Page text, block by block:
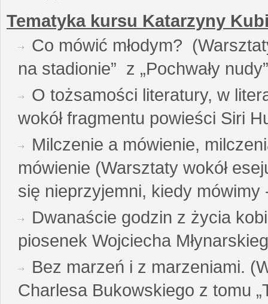
Tematyka kursu Katarzyny
Co mówić młodym?
na stadionie” z „Pochwały
O tożsamości literatury, w
wokół fragmentu powieści Siri
Milczenie a mówienie,
mówienie (Warsztaty wokół
się nieprzyjemni, kiedy mówimy
Dwanaście godzin z życia
piosenek Wojciecha
Bez marzeń i z marzeniami.
Charlesa Bukowskiego z tomu